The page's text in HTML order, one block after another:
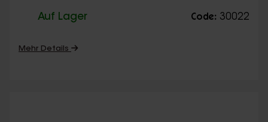
Auf Lager Code: 30022
Mehr Details